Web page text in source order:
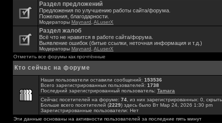
Раздел предложений
Предложения по улучшению работы сайта/форума.
Пожелания, благодарности.
Модераторы Maynard ALuserX
Раздел жалоб
Всё что не нравится в работе сайта/форума.
Выявление ошибок (битые ссылки, неточная информация и т.д.)
Модераторы Maynard ALuserX
Отметить все форумы как прочтённые
Кто сейчас на форуме
Наши пользователи оставили сообщений: 153536
Всего зарегистрированных пользователей: 1738
Последний зарегистрированный пользователь: Tamara
Сейчас посетителей на форуме: 74 , из них зарегистрированных: 0,
Больше всего посетителей (2229) здесь было Вт Мар 24, 2026 1:30 pm
Зарегистрированные пользователи: Нет
Эти данные основаны на активности пользователей за последние пять минут